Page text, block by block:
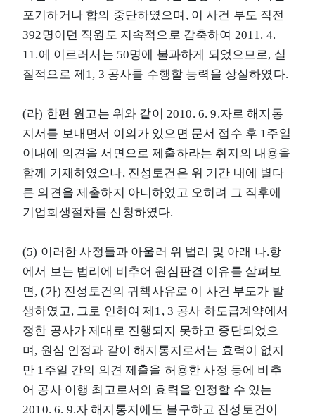
포기하거나 합의 중단하였으며, 이 사건 부도 직전
392명이던 직원도 지속적으로 감축하여 2011. 4.
11.에 이르러서는 50명에 불과하게 되었으므로, 실
질적으로 제1, 3 공사를 수행할 능력을 상실하였다.
(라) 한편 원고는 위와 같이 2010. 6. 9.자로 해지통
지서를 보내면서 이의가 있으면 문서 접수 후 1주일
이내에 의견을 서면으로 제출하라는 취지의 내용을
함께 기재하였으나, 진성토건은 위 기간 내에 별다
른 의견을 제출하지 아니하였고 오히려 그 직후에
기업회생절차를 신청하였다.
(5) 이러한 사정들과 아울러 위 법리 및 아래 나.항
에서 보는 법리에 비추어 원심판결 이유를 살펴보
면, (가) 진성토건의 귀책사유로 이 사건 부도가 발
생하였고, 그로 인하여 제1, 3 공사 하도급계약에서
정한 공사가 제대로 진행되지 못하고 중단되었으
며, 원심 인정과 같이 해지통지로서는 효력이 없지
만 1주일 간의 의견 제출을 허용한 사정 등에 비추
어 공사 이행 최고로서의 효력을 인정할 수 있는
2010. 6. 9.자 해지통지에도 불구하고 진성토건이